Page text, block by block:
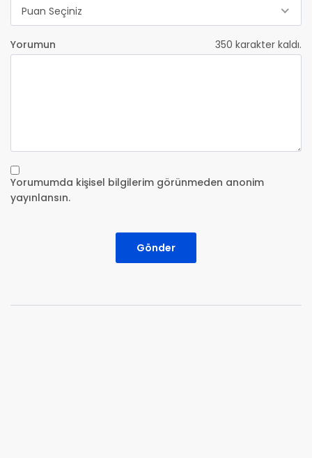
Puan Seçiniz
Yorumun 350 karakter kaldı.
Yorumumda kişisel bilgilerim görünmeden anonim
yayınlansın.
Gönder